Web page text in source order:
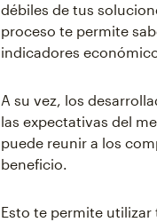
débiles de tus
proceso te permite
indicadores
A su vez, los
las expectativas del
puede reunir a los
beneficio.
Esto te permite